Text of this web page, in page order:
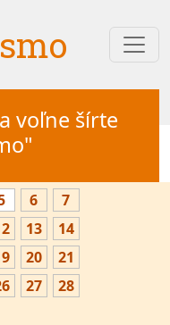
voľne šírte
6
7
13
14
20
21
27
28